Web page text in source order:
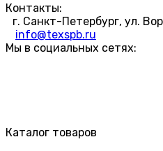
Контакты:
г. Санкт-Петербург, ул.
info@texspb.ru
Мы в социальных сетях:
Каталог товаров